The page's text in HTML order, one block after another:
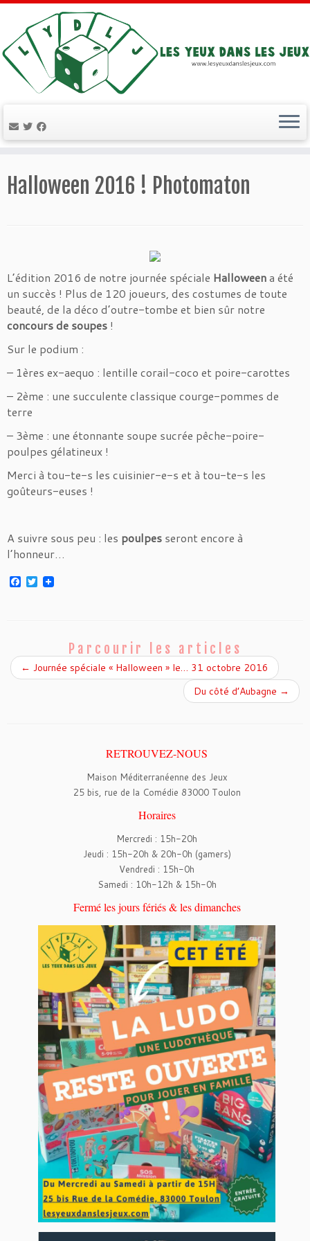
au
contenu
Halloween 2016 ! Photomaton
L’édition 2016 de notre journée spéciale Halloweena été
un succès ! Plus de 120 joueurs, des costumes de toute
beauté, de la déco d’outre-tombe et bien sûr notre
concours de soupes !
Sur le podium :
– 1ères ex-aequo : lentille corail-coco et poire-carottes
– 2ème : une succulente classique courge-pommes de
terre
– 3ème : une étonnante soupe sucrée pêche-poire-
poulpes gélatineux !
Merci à tou-te-s les cuisinier-e-s et à tou-te-s les
goûteurs-euses !
A suivre sous peu : les poulpes seront encore à
l’honneur…
F
k
T
w
Parcourir les articles
← Journée spéciale « Halloween » le… 31 octobre 2016
Du côté d’Aubagne →
RETROUVEZ-NOUS
Maison Méditerranéenne des Jeux
25 bis, rue de la Comédie 83000 Toulon
Horaires
Mercredi : 15h-20h
Jeudi : 15h-20h & 20h-0h (gamers)
Vendredi : 15h-0h
Samedi : 10h-12h & 15h-0h
Fermé les jours fériés & les dimanches